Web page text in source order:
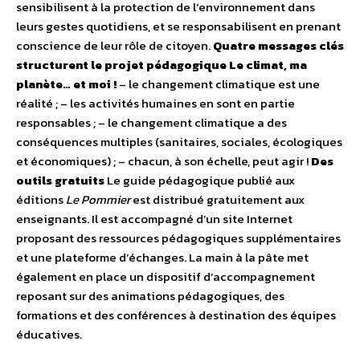
sensibilisent à la protection de l’environnement dans
leurs gestes quotidiens, et se responsabilisent en prenant
conscience de leur rôle de citoyen.Quatre messages clés
structurent le projet pédagogique Le climat, ma
planète… et moi !– le changement climatique est une
réalité ; – les activités humaines en sont en partie
responsables ; – le changement climatique a des
conséquences multiples (sanitaires, sociales, écologiques
et économiques) ; – chacun, à son échelle, peut agir !Des
outils gratuitsLe guide pédagogique publié aux
éditionsLe Pommierest distribué gratuitement aux
enseignants. Il est accompagné d’un site Internet
proposant des ressources pédagogiques supplémentaires
et une plateforme d’échanges. La main à la pâte met
également en place un dispositif d’accompagnement
reposant sur des animations pédagogiques, des
formations et des conférences à destination des équipes
éducatives.